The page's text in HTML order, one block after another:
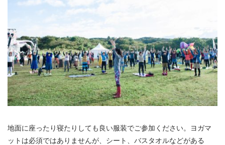
地面に座ったり寝たりしても良い服装でご参加ください。ヨガマ
ットは必須ではありませんが、シート、バスタオルなどがある